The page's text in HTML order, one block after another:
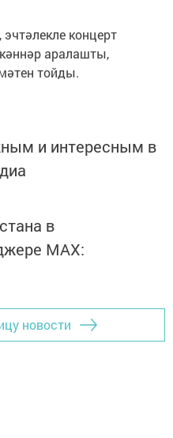
концерт
аралашты,
тойды.
и интересным в
в
MАХ:
новости